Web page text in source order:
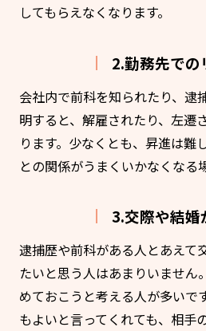
してもらえなくなります。
2.勤務先での
会社内で前科を知られたり、逮
明すると、解雇されたり、左遷
ります。少なくとも、昇進は難
との関係がうまくいかなくなる
3.交際や結婚
逮捕歴や前科がある人とあえて
たいと思う人はあまりいません
めておこうと考える人が多いで
もよいと言ってくれても、相手